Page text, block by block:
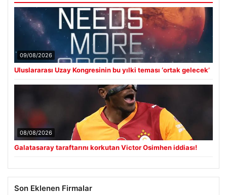
09/08/2026
Uluslararası Uzay Kongresinin bu yılki teması ‘ortak gelecek’
08/08/2026
Galatasaray taraftarını korkutan Victor Osimhen iddiası!
Son Eklenen Firmalar